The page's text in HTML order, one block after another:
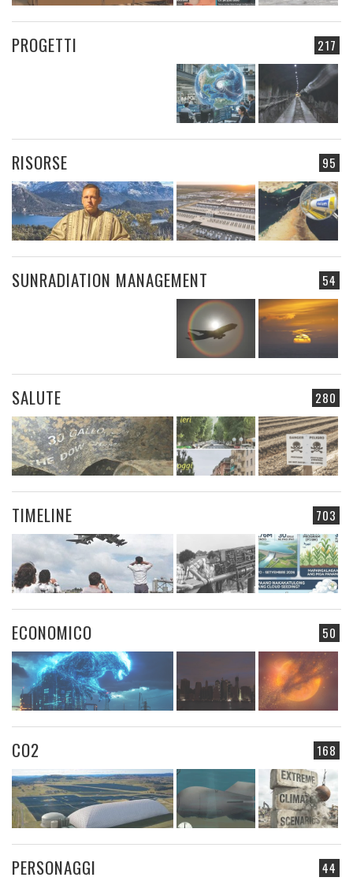
217
PROGETTI
95
RISORSE
54
SUNRADIATION MANAGEMENT
280
SALUTE
703
TIMELINE
50
ECONOMICO
168
CO2
44
PERSONAGGI